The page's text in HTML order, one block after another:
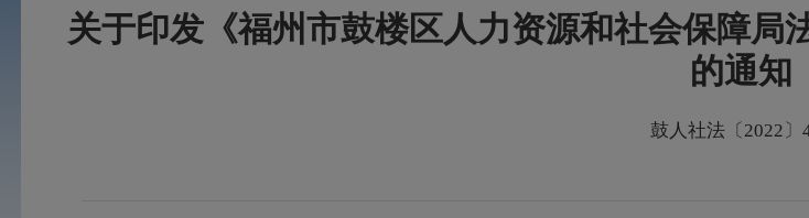
关于印发《福州市鼓楼区人力资源和社会保障局
的通知
鼓人社法〔2022〕